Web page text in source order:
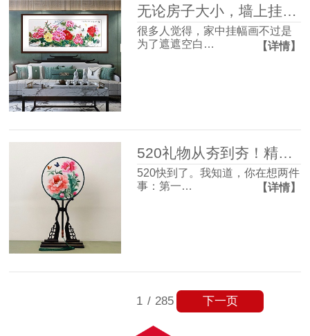
无论房子大小，墙上挂幅画很有必要，并非迷信，3个理由很现实！
很多人觉得，家中挂幅画不过是
为了遮遮空白…
【详情】
520快到了。我知道，你在想两件
事：第一…
【详情】
1 / 285 下一页